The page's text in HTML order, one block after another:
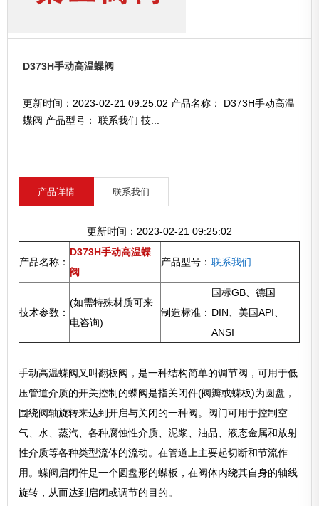
D373H手动高温蝶阀
更新时间：2023-02-21 09:25:02 产品名称： D373H手动高温
蝶阀 产品型号： 联系我们 技...
产品详情 联系我们
更新时间：2023-02-21 09:25:02
产品名称：
D373H手动高温蝶
阀
产品型号： 联系我们
技术参数：
(如需特殊材质可来
电咨询)
制造标准：
国标GB、德国
DIN、美国API、
ANSI
手动高温蝶阀又叫翻板阀，是一种结构简单的调节阀，可用于低
压管道介质的开关控制的蝶阀是指关闭件(阀瓣或蝶板)为圆盘，
围绕阀轴旋转来达到开启与关闭的一种阀。阀门可用于控制空
气、水、蒸汽、各种腐蚀性介质、泥浆、油品、液态金属和放射
性介质等各种类型流体的流动。在管道上主要起切断和节流作
用。蝶阀启闭件是一个圆盘形的蝶板，在阀体内绕其自身的轴线
旋转，从而达到启闭或调节的目的。